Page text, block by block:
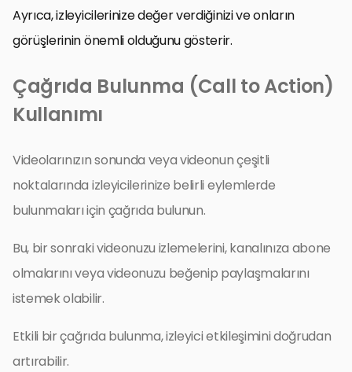
Ayrıca, izleyicilerinize değer verdiğinizi ve onların
görüşlerinin önemli olduğunu gösterir.
Çağrıda Bulunma (Call to Action)
Kullanımı
Videolarınızın sonunda veya videonun çeşitli
noktalarında izleyicilerinize belirli eylemlerde
bulunmaları için çağrıda bulunun.
Bu, bir sonraki videonuzu izlemelerini, kanalınıza abone
olmalarını veya videonuzu beğenip paylaşmalarını
istemek olabilir.
Etkili bir çağrıda bulunma, izleyici etkileşimini doğrudan
artırabilir.